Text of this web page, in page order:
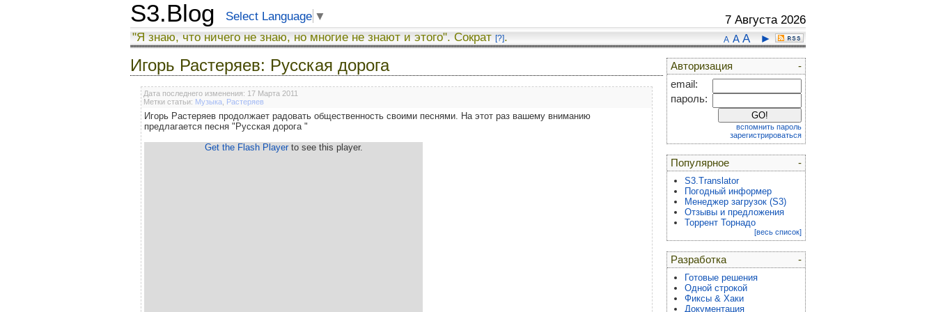
S3.Blog Select Language ▼ 7 Августа 2026
A A A ►
"Я знаю, что ничего не знаю, но многие не знают и этого". Сократ [?].
Игорь Растеряев: Русская дорога
Дата последнего изменения: 17 Марта 2011
Метки статьи: Музыка Растеряев
Игорь Растеряев продолжает радовать общественность своими песнями. На этот раз вашему вниманию
предлагается песня "Русская дорога "
Get the Flash Playerto see this player.
-
Авторизация
email:
пароль:
вспомнить пароль
зарегистрироваться
-
Популярное
S3.Translator
Погодный информер
Менеджер загрузок (S3)
Отзывы и предложения
Торрент Торнадо
[весь список]
-
Разработка
Готовые решения
Одной строкой
Фиксы & Хаки
Документация